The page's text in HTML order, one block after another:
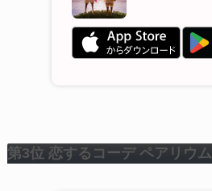
第3位 恋するコーデ ペアリウム